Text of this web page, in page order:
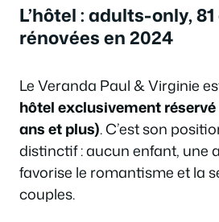
L’hôtel : adults-only,
rénovées en 2024
Le Veranda Paul & Virginie
hôtel exclusivement
ans et plus). C’est son
distinctif : aucun enfant, une
favorise le romantisme et la
couples.